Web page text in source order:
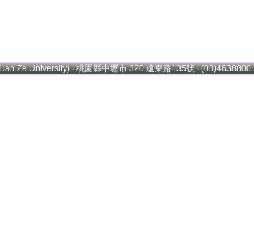
Ze University) ‧ 桃園縣中壢市 320 遠東路135號 ‧ (03)4638800